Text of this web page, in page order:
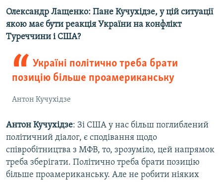
Олександр Лащенко: Пане Кучухідзе, у цій ситуації
якою має бути реакція України на конфлікт
Туреччини і США?
Україні політично треба брати
позицію більше проамериканську
Антон Кучухідзе
Антон Кучухідзе: Зі США у нас більш поглиблений
політичний діалог, є сподівання щодо
співробітництва з МФВ, то, зрозуміло, цей напрямок
треба зберігати. Політично треба брати позицію
більше проамериканську. Але не робити ніяких